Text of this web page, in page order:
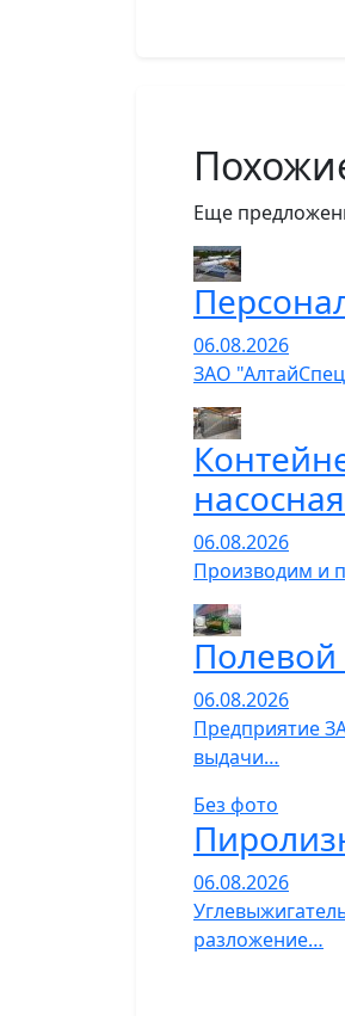
Еще
06.08.2026
ЗАО
06.08.2026
Производим и
Полевой
06.08.2026
Предприятие
выдачи…
Без фото
06.08.2026
разложение…